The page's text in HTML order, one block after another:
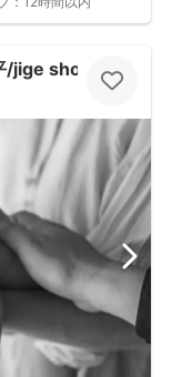
/jige shohe）